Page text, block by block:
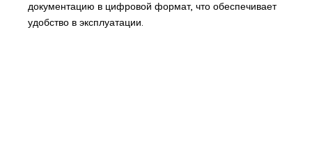
документацию в цифровой формат, что обеспечивает
удобство в эксплуатации.